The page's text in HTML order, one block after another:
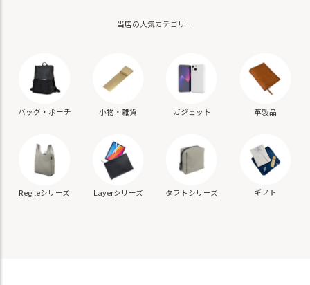
当店の人気カテゴリー
バッグ・ポーチ 小物・雑貨 ガジェット 革製品
Regileシリーズ Layerシリーズ タフトシリーズ ギフト